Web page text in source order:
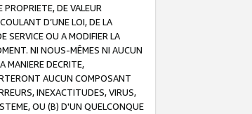
DE VALEUR
D’UNE LOI, DE LA
SERVICE OU A MODIFIER LA
NI NOUS-MÊMES NI AUCUN
MANIERE DECRITE,
AUCUN COMPOSANT
INEXACTITUDES, VIRUS,
OU (B) D'UN QUELCONQUE